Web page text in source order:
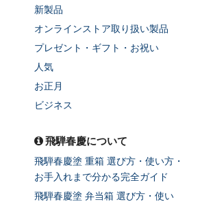
新製品
オンラインストア取り扱い製品
プレゼント・ギフト・お祝い
人気
お正月
ビジネス
飛騨春慶について
飛騨春慶塗 重箱 選び方・使い方・
お手入れまで分かる完全ガイド
飛騨春慶塗 弁当箱 選び方・使い